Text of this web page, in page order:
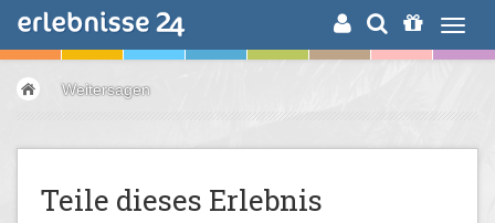
ERLEBNISSUCHE
Weitersagen
Teile dieses Erlebnis